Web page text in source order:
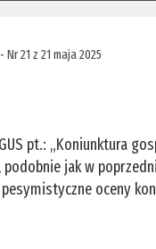
-Nr 21 z 21 maja 2025
pt.: „Koniunktura
jak w
oceny